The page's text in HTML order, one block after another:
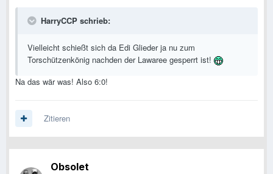
HarryCCP schrieb:
Vielleicht schießt sich da Edi Glieder ja nu zum
Torschützenkönig nachden der Lawaree gesperrt ist!
Na das wär was! Also 6:0!
Zitieren
Obsolet